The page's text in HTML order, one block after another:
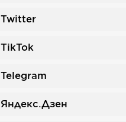
Twitter
TikTok
Telegram
Яндекс.Дзен